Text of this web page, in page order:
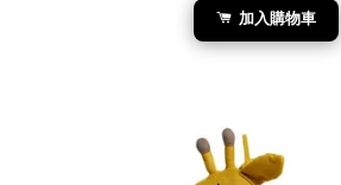
加入購物車